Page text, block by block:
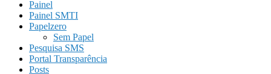
Painel
Painel SMTI
Papelzero
Sem Papel
Pesquisa SMS
Portal Transparência
Posts